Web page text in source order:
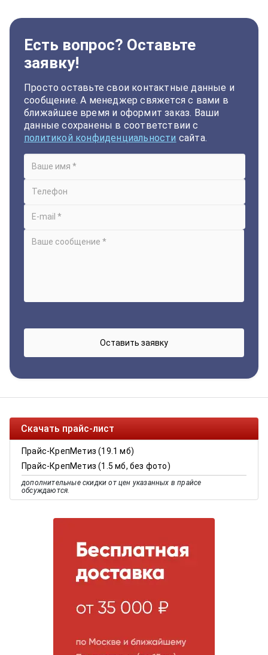
Есть вопрос? Оставьте
заявку!
Просто оставьте свои контактные данные и
сообщение. А менеджер свяжется с вами в
ближайшее время и оформит заказ. Ваши
данные сохранены в соответствии с
политикой конфиденциальности сайта.
Скачать прайс-лист
Прайс-КрепМетиз (19.1 мб)
Прайс-КрепМетиз (1.5 мб, без фото)
дополнительные скидки от цен указанных в прайсе
обсуждаются.